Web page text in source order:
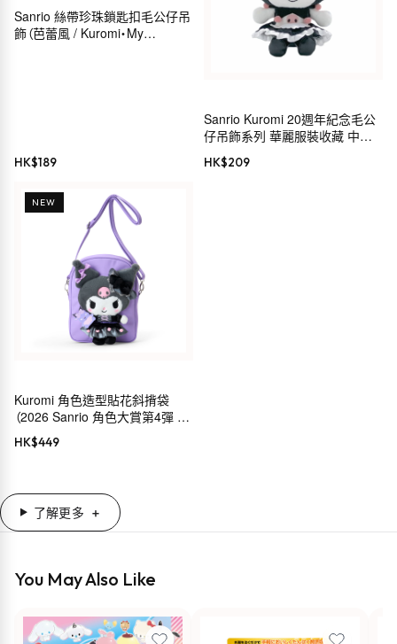
Sanrio 絲帶珍珠鎖匙扣毛公仔吊
飾（芭蕾風 / Kuromi・My
HK$189
Sanrio Kuromi 20週年紀念毛公
仔吊飾系列 華麗服裝收藏 中島
公司 毛公仔鏈 MC
HK$209
NEW
Kuromi 角色造型貼花斜揹袋
（2026 Sanrio 角色大賞第4彈 穿
搭系列）
HK$449
了解更多
You May Also Like